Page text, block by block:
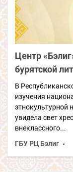
Центр
бурятской
В
изучения
этнокультурной
увидела свет
внеклассного...
ГБУ РЦ Бэлиг